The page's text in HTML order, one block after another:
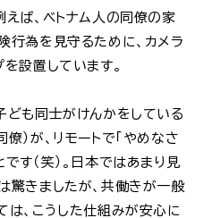
ば、ベトナム人の同僚の家
行為を見守るために、カメラ
設置しています。
ども同士がけんかをしている
）が、リモートで「やめなさ
す（笑）。日本ではあまり見
驚きましたが、共働きが一般
は、こうした仕組みが安心に